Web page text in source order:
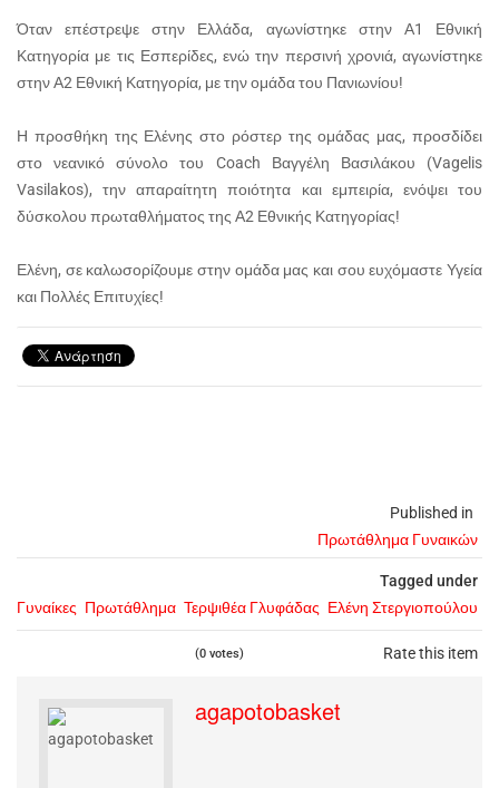
Published in
Πρωτάθλημα Γυναικών
Tagged under
Γυναίκες Πρωτάθλημα Τερψιθέα Γλυφάδας Ελένη Στεργιοπούλου
Rate this item
(0 votes)
Όταν επέστρεψε στην Ελλάδα, αγωνίστηκε στην Α1 Εθνική
Κατηγορία με τις Εσπερίδες, ενώ την περσινή χρονιά, αγωνίστηκε
στην Α2 Εθνική Κατηγορία, με την ομάδα του Πανιωνίου!
Η προσθήκη της Ελένης στο ρόστερ της ομάδας μας, προσδίδει
στο νεανικό σύνολο του Coach Βαγγέλη Βασιλάκου (Vagelis
Vasilakos), την απαραίτητη ποιότητα και εμπειρία, ενόψει του
δύσκολου πρωταθλήματος της Α2 Εθνικής Κατηγορίας!
Ελένη, σε καλωσορίζουμε στην ομάδα μας και σου ευχόμαστε Υγεία
και Πολλές Επιτυχίες!
agapotobasket